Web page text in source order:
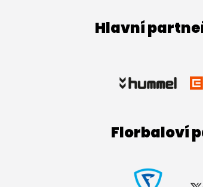
Hlavní
Florbaloví